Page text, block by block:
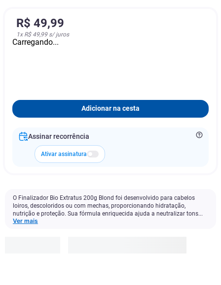
R$ 49,99
1x R$ 49,99s/ juros
Carregando...
Adicionar na cesta
Assinar recorrência
Ativar assinatura
O Finalizador Bio Extratus 200g Blond foi desenvolvido para cabelos
loiros, descoloridos ou com mechas, proporcionando hidratação,
nutrição e proteção. Sua fórmula enriquecida ajuda a neutralizar tons...
Ver mais